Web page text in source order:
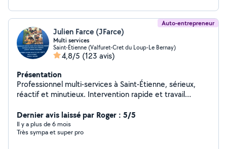
Auto-entrepreneur
Julien Farce (JFarce)
Multi services
Saint-Étienne (Valfuret-Cret du Loup-Le Bernay)
4,8/5 (123 avis)
Présentation
Professionnel multi-services à Saint-Étienne, sérieux,
réactif et minutieux. Intervention rapide et travail
quotidien : Bricolage & travaux Petits travaux tous corps
d'état Pose de parquet flottant Pose de portes
coulissantes Toile de verre & peinture Électricité
Dernier avis laissé par Roger : 5/5
Il y a plus de 6 mois
Très sympa et super pro